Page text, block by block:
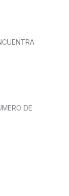
DE